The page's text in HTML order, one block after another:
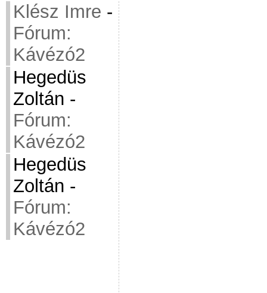
Klész Imre -
Fórum:
Kávézó2
Hegedüs
Zoltán -
Fórum:
Kávézó2
Hegedüs
Zoltán -
Fórum:
Kávézó2